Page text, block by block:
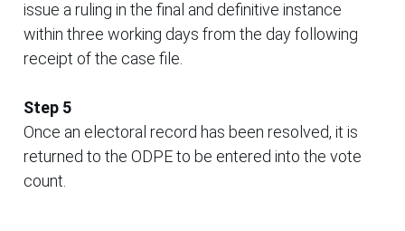
issue a ruling in the final and definitive instance
within three working days from the day following
receipt of the case file.
Step 5
Once an electoral record has been resolved, it is
returned to the ODPE to be entered into the vote
count.